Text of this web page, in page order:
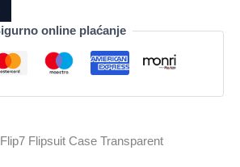
online plaćanje
Flipsuit Case Transparent